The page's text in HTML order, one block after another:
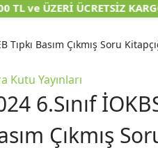
TYT
KARA KUTU
LİSANS
KARA KUTU
(İOKBS)
KİTAPLARI
TL ve ÜZERİ ÜCRETSİZ KARGO
Tıpkı Basım Çıkmış Soru
Kutu Yayınları
6.Sınıf
Çıkmış